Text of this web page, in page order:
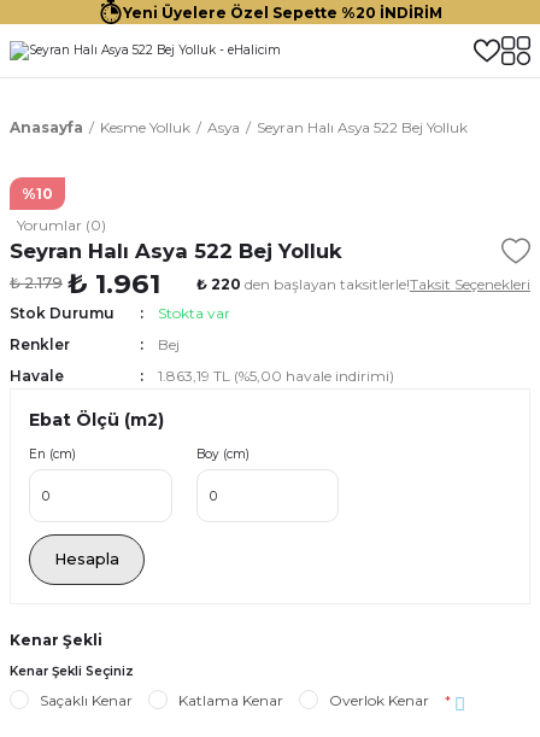
Yeni Üyelere Özel Sepette %20 İNDİRİM
Anasayfa Kesme Yolluk Asya Seyran Halı Asya 522 Bej Yolluk
%10
Yorumlar (0)
Seyran Halı Asya 522 Bej Yolluk
₺ 2.179 ₺ 1.961 ₺ 220 den başlayan taksitlerle!Taksit Seçenekleri
Stok Durumu
Stokta var
Renkler
Bej
Havale
1.863,19 TL (%5,00 havale indirimi)
Ebat Ölçü (m2)
En (cm) Boy (cm)
Hesapla
Kenar Şekli
Kenar Şekli Seçiniz
Saçaklı Kenar Katlama Kenar Overlok Kenar *